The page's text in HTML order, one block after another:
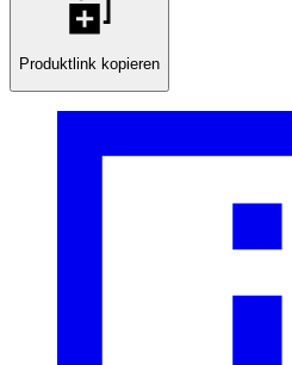
Produktlink kopieren